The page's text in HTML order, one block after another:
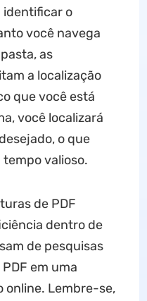
identificar o
você navega
as
a localização
que você está
você localizará
o que
valioso.
de PDF
dentro de
de pesquisas
em uma
online. Lembre-se,